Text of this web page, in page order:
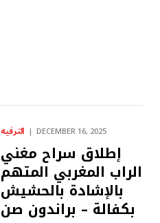
الترفيه DECEMBER 16, 2025
إطلاق سراح مغني
الراب المغربي المتهم
بالإشادة بالحشيش
بكفالة – ​​براندون صن